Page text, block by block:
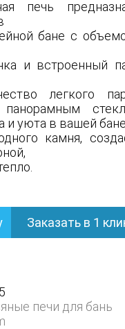
печь
бане с
и встроенный
легкого
и уюта в вашей бане.
камня,
Заказать в 1
печи для бань